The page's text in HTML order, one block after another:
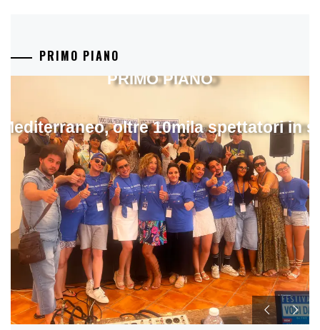
PRIMO PIANO
oltre 10mila spettatori in
PRIMO PIANO